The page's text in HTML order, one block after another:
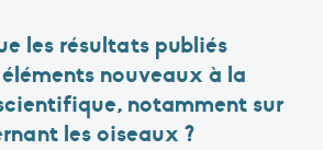
les résultats publiés
nouveaux à la
notamment sur
les oiseaux ?